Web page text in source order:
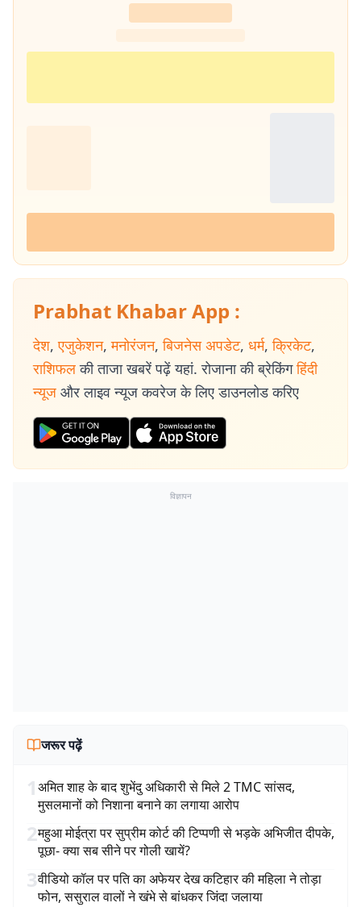
Prabhat Khabar App :
देश, एजुकेशन, मनोरंजन, बिजनेस अपडेट, धर्म, क्रिकेट,
राशिफल की ताजा खबरें पढ़ें यहां. रोजाना की ब्रेकिंग हिंदी
न्यूज और लाइव न्यूज कवरेज के लिए डाउनलोड करिए
विज्ञापन
जरूर पढ़ें
1अमित शाह के बाद शुभेंदु अधिकारी से मिले 2 TMC सांसद,
मुसलमानों को निशाना बनाने का लगाया आरोप
2महुआ मोईत्रा पर सुप्रीम कोर्ट की टिप्पणी से भड़के अभिजीत दीपके,
पूछा- क्या सब सीने पर गोली खायें?
3वीडियो कॉल पर पति का अफेयर देख कटिहार की महिला ने तोड़ा
फोन, ससुराल वालों ने खंभे से बांधकर जिंदा जलाया